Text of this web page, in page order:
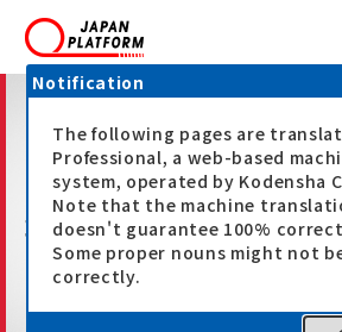
最新情報
Notification
The following pages are
Professional, a web-based
system, operated by Kodensha
Note that the machine
doesn't guarantee 100%
Some proper nouns might not
correctly.